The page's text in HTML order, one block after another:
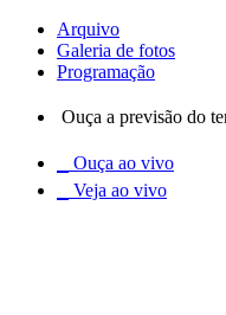
Arquivo
Galeria de fotos
Programação
Ouça a previsão do
Ouça ao vivo
Veja ao vivo